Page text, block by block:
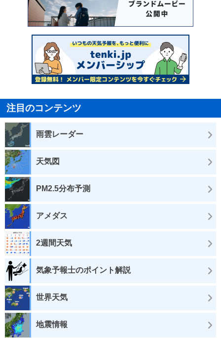
注目のコンテンツ
雨雲レーダー
天気図
PM2.5分布予測
アメダス
2週間天気
気象予報士のポイント解説
世界天気
地震情報